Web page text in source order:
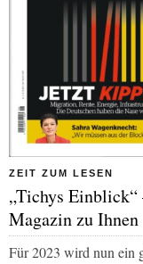
ZEIT ZUM LESEN
„Tichys Einblick“
Magazin zu Ihnen
Für 2023 wird nun ein